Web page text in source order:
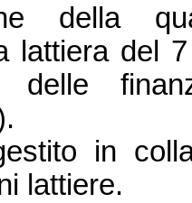
della
lattiera del
delle
in
lattiere.